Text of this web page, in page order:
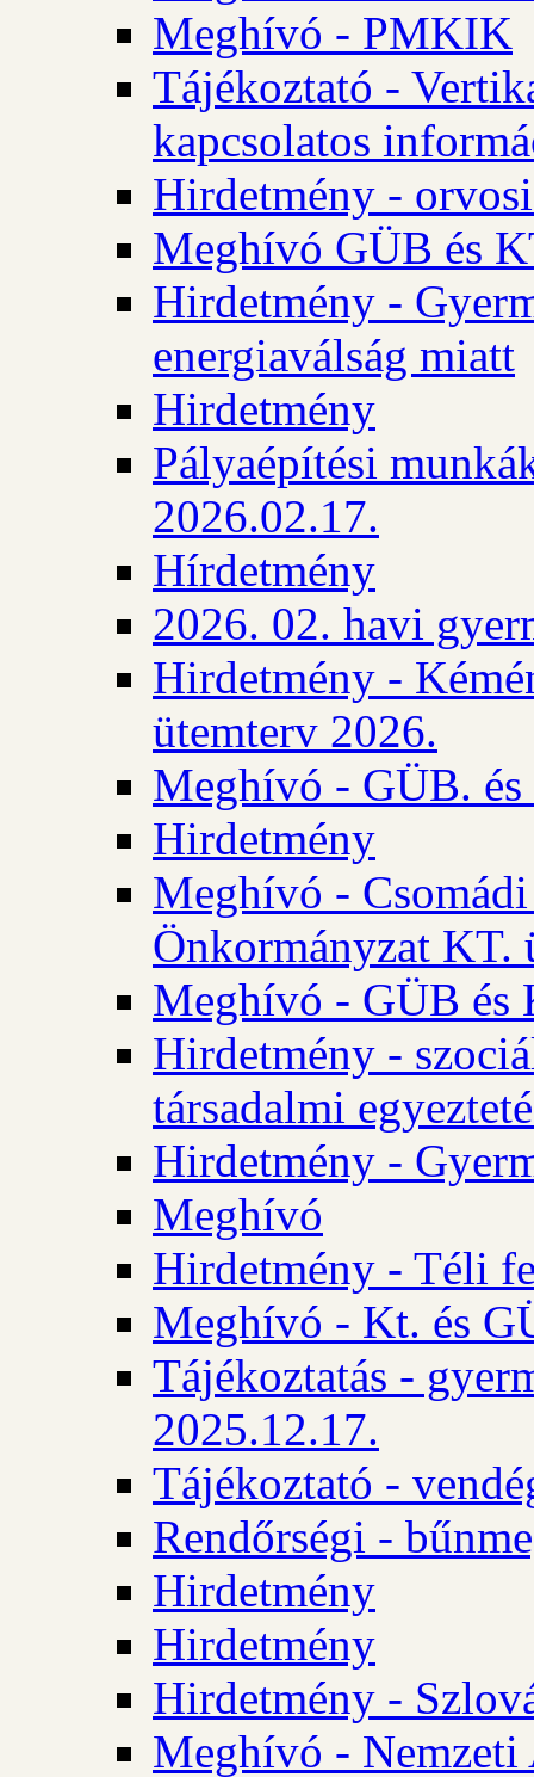
Meghívó - PMKIK
Tájékoztató -
kapcsolatos
Hirdetmény -
Meghívó GÜB és
Hirdetmény -
energiaválság miatt
Hirdetmény
Pályaépítési
2026.02.17.
Hírdetmény
2026. 02. havi
Hirdetmény -
ütemterv 2026.
Meghívó - GÜB.
Hirdetmény
Meghívó -
Önkormányzat KT.
Meghívó - GÜB és
Hirdetmény -
társadalmi
Hirdetmény -
Meghívó
Hirdetmény - Téli
Meghívó - Kt. és
Tájékoztatás -
2025.12.17.
Tájékoztató -
Rendőrségi -
Hirdetmény
Hirdetmény
Hirdetmény -
Meghívó - Nemzeti